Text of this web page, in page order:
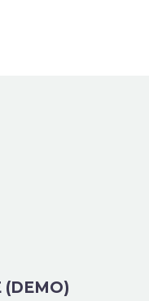
(DEMO)